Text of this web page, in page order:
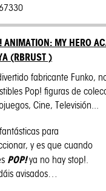
ANIMATION: MY HERO
(RBRUST )
fabricante Funko,
Pop! figuras de
Cine, Televisión...
para
y es que cuando
POP!ya no hay stop!.
avisados…